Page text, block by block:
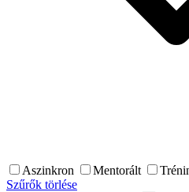
Aszinkron Mentorált
Szűrők törlése